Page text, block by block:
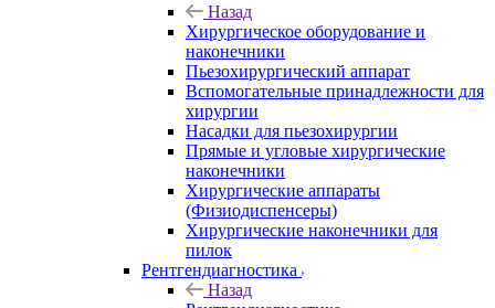
Назад
Хирургическое оборудование и
наконечники
Пьезохирургический аппарат
Вспомогательные принадлежности для
хирургии
Насадки для пьезохирургии
Прямые и угловые хирургические
наконечники
Хирургические аппараты
(Физиодиспенсеры)
Хирургические наконечники для
пилок
Рентгендиагностика
Назад